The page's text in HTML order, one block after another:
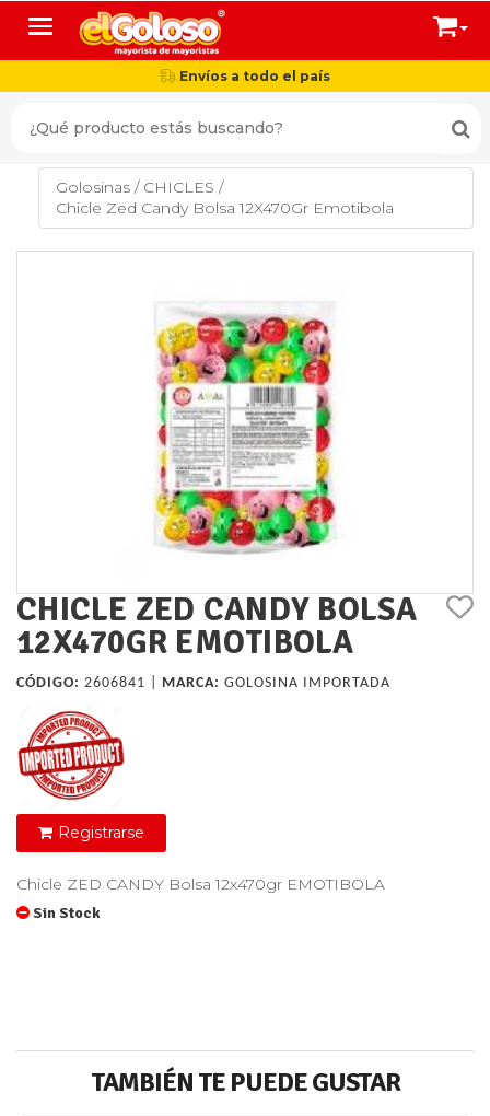
Toggle navigation
Envíos a todo el país
Golosinas / CHICLES /
Chicle Zed Candy Bolsa 12X470Gr Emotibola
CHICLE ZED CANDY BOLSA
12X470GR EMOTIBOLA
CÓDIGO: 2606841 | MARCA: GOLOSINA IMPORTADA
Registrarse
Chicle ZED CANDY Bolsa 12x470gr EMOTIBOLA
Sin Stock
TAMBIÉN TE PUEDE GUSTAR